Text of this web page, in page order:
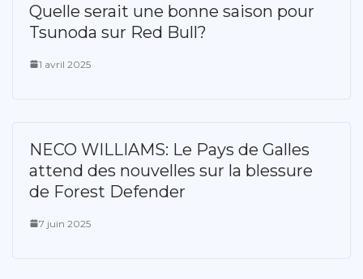
Quelle serait une bonne saison pour
Tsunoda sur Red Bull?
1 avril 2025
NECO WILLIAMS: Le Pays de Galles
attend des nouvelles sur la blessure
de Forest Defender
7 juin 2025